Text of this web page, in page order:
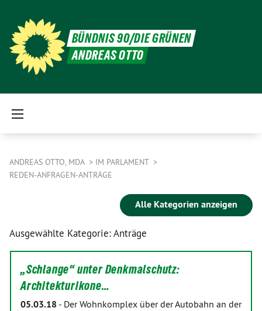
BÜNDNIS 90/DIE GRÜNEN
ANDREAS OTTO
ANDREAS OTTO, MDA
IM PARLAMENT
REDEN-ANFRAGEN-ANTRÄGE
Alle Kategorien anzeigen
Ausgewählte Kategorie: Anträge
„Schlange“ unter Denkmalschutz:
Architekturikone…
05.03.18 - Der Wohnkomplex über der Autobahn an der